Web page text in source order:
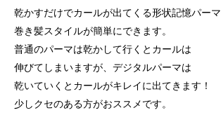
乾かすだけでカールが出てくる形状記憶パーマ
巻き髪スタイルが簡単にできます。
普通のパーマは乾かして行くとカールは
伸びてしまいますが、デジタルパーマは
乾いていくとカールがキレイに出てきます！
少しクセのある方がおススメです。